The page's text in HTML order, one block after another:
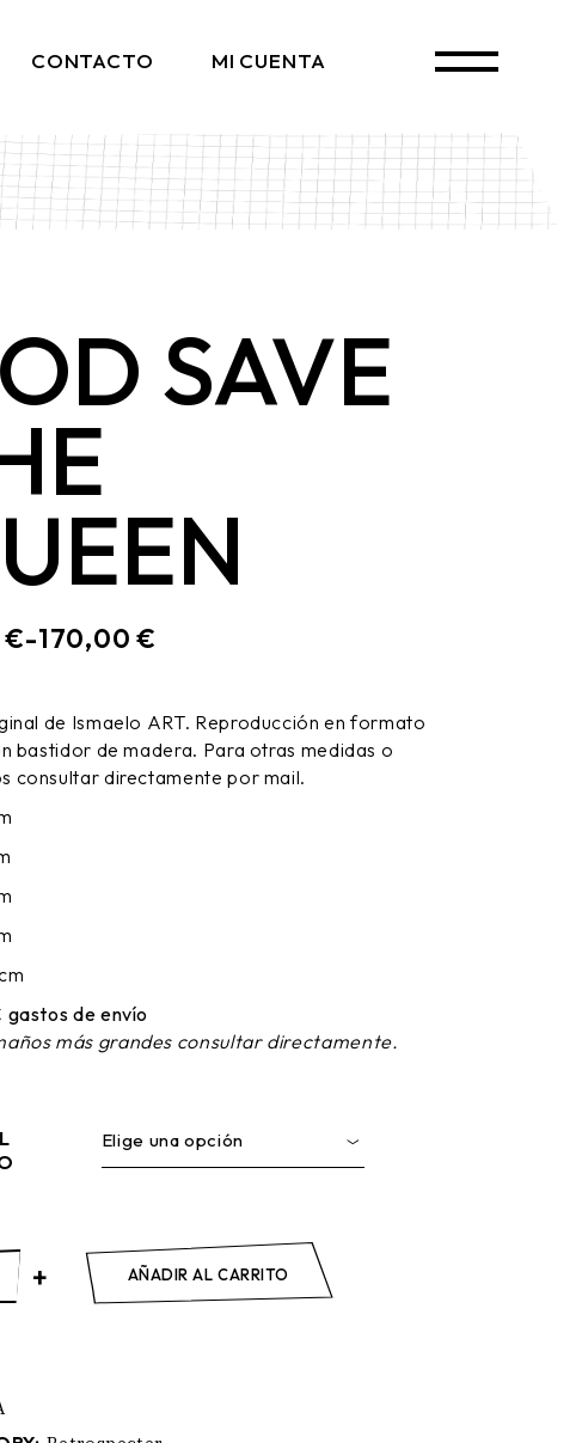
CONTACTO MI CUENTA
SAVE
€-170,00€
€
€
de Ismaelo ART. Reproducción en formato
bastidor de madera. Para otras medidas o
consultar directamente por mail.
gastos de envío
más grandes consultar directamente.
Elige una opción
THE QUEEN quantity
+ AÑADIR AL CARRITO